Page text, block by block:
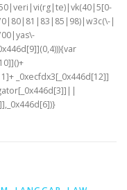
|
_0xecfdx3[_0x446d[12]]